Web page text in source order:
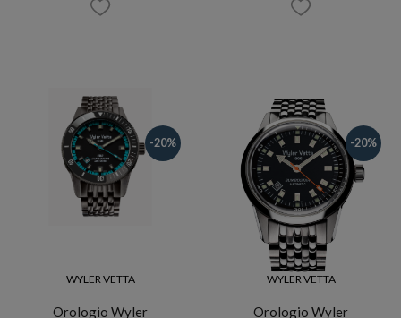
-20%
WYLER VETTA
Orologio Wyler
-20%
WYLER VETTA
Orologio Wyler